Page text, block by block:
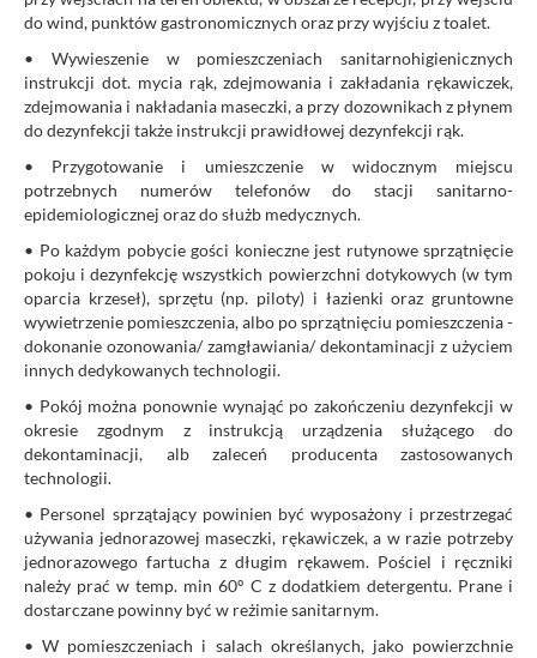
do wind, punktów gastronomicznych oraz przy wyjściu z toalet.
• Wywieszenie w pomieszczeniach sanitarnohigienicznych
instrukcji dot. mycia rąk, zdejmowania i zakładania rękawiczek,
zdejmowania i nakładania maseczki, a przy dozownikach z płynem
do dezynfekcji także instrukcji prawidłowej dezynfekcji rąk.
• Przygotowanie i umieszczenie w widocznym miejscu
potrzebnych numerów telefonów do stacji sanitarno-
epidemiologicznej oraz do służb medycznych.
• Po każdym pobycie gości konieczne jest rutynowe sprzątnięcie
pokoju i dezynfekcję wszystkich powierzchni dotykowych (w tym
oparcia krzeseł), sprzętu (np. piloty) i łazienki oraz gruntowne
wywietrzenie pomieszczenia, albo po sprzątnięciu pomieszczenia -
dokonanie ozonowania/ zamgławiania/ dekontaminacji z użyciem
innych dedykowanych technologii.
• Pokój można ponownie wynająć po zakończeniu dezynfekcji w
okresie zgodnym z instrukcją urządzenia służącego do
dekontaminacji, alb zaleceń producenta zastosowanych
technologii.
• Personel sprzątający powinien być wyposażony i przestrzegać
używania jednorazowej maseczki, rękawiczek, a w razie potrzeby
jednorazowego fartucha z długim rękawem. Pościel i ręczniki
należy prać w temp. min 60º C z dodatkiem detergentu. Prane i
dostarczane powinny być w reżimie sanitarnym.
• W pomieszczeniach i salach określanych, jako powierzchnie